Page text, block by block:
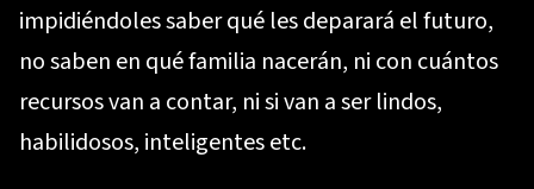
impidiéndoles saber qué les deparará el futuro,
no saben en qué familia nacerán, ni con cuántos
recursos van a contar, ni si van a ser lindos,
habilidosos, inteligentes etc.